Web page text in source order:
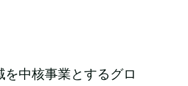
中核事業とするグロ